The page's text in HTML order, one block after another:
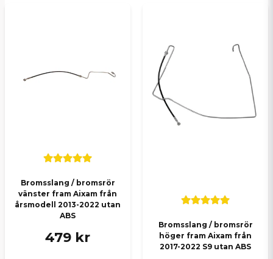
Bromsslang / bromsrör
vänster fram Aixam från
årsmodell 2013-2022 utan
ABS
479 kr
Bromsslang / bromsrör
höger fram Aixam från
2017-2022 S9 utan ABS